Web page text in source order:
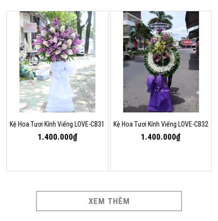
Kệ Hoa Tươi Kính Viếng LOVE-CB31
1.400.000₫
Kệ Hoa Tươi Kính Viếng LOVE-CB32
1.400.000₫
XEM THÊM